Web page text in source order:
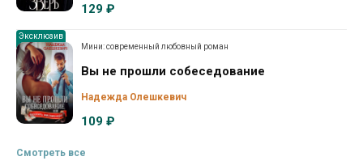
129 ₽
Эксклюзив
Мини: современный любовный роман
Вы не прошли собеседование
Надежда Олешкевич
109 ₽
Смотреть все